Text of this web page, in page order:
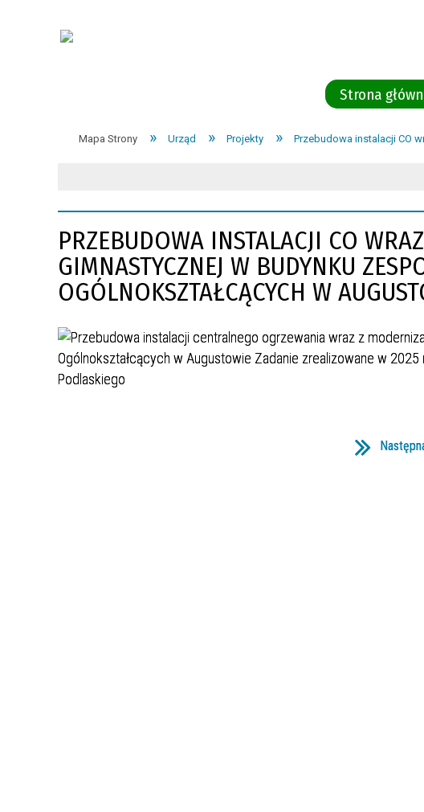
Strona
RADA POWIATU
Miasto Augustów
Miasto i Gmina Lipsk
Gmina Nowinka
Gmina Płaska
Gmina Sztabin
Mapa Strony Urząd Projekty Przebudowa instalacji CO
PRZEBUDOWA INSTALACJI CO
GIMNASTYCZNEJ W BUDYNKU
OGÓLNOKSZTAŁCĄCYCH W